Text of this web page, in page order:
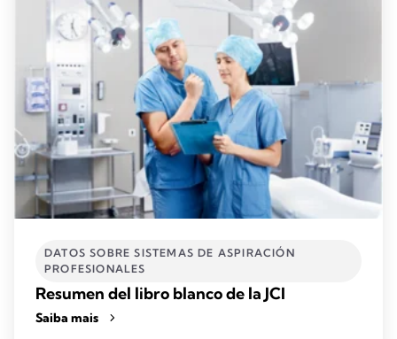
DATOS SOBRE SISTEMAS DE ASPIRACIÓN
PROFESIONALES
Resumen del libro blanco de la JCI
Saiba mais